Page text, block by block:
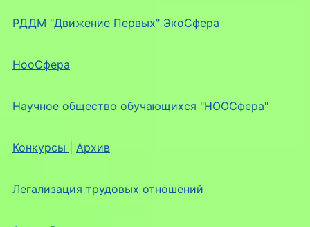
РДДМ "Движение Первых" ЭкоСфера
НооСфера
Научное общество обучающихся "НООСфера"
Конкурсы Архив
Легализация трудовых отношений